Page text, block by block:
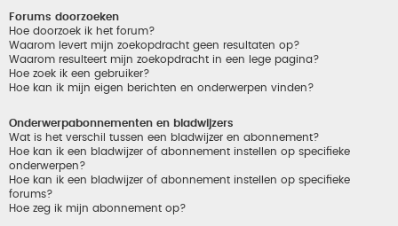
Forums doorzoeken
Hoe doorzoek ik het forum?
Waarom levert mijn zoekopdracht geen resultaten op?
Waarom resulteert mijn zoekopdracht in een lege pagina?
Hoe zoek ik een gebruiker?
Hoe kan ik mijn eigen berichten en onderwerpen vinden?
Onderwerpabonnementen en bladwijzers
Wat is het verschil tussen een bladwijzer en abonnement?
Hoe kan ik een bladwijzer of abonnement instellen op specifieke
onderwerpen?
Hoe kan ik een bladwijzer of abonnement instellen op specifieke
forums?
Hoe zeg ik mijn abonnement op?